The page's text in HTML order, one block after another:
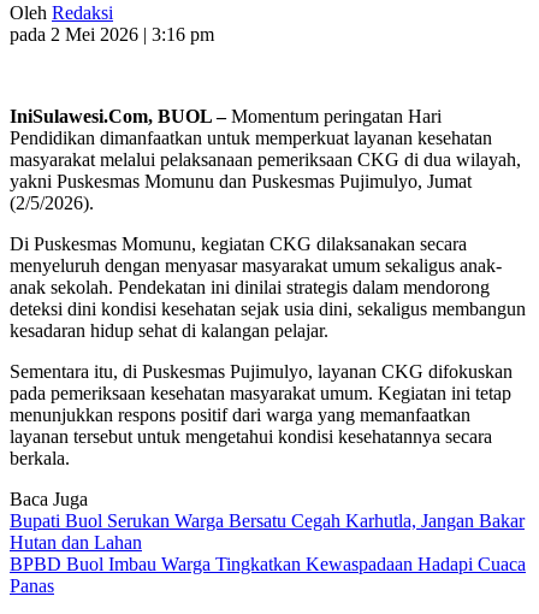
Oleh Redaksi
pada 2 Mei 2026 | 3:16 pm
IniSulawesi.Com, BUOL –Momentum peringatan Hari
Pendidikan dimanfaatkan untuk memperkuat layanan kesehatan
masyarakat melalui pelaksanaan pemeriksaan CKG di dua wilayah,
yakni Puskesmas Momunu dan Puskesmas Pujimulyo, Jumat
(2/5/2026).
Di Puskesmas Momunu, kegiatan CKG dilaksanakan secara
menyeluruh dengan menyasar masyarakat umum sekaligus anak-
anak sekolah. Pendekatan ini dinilai strategis dalam mendorong
deteksi dini kondisi kesehatan sejak usia dini, sekaligus membangun
kesadaran hidup sehat di kalangan pelajar.
Sementara itu, di Puskesmas Pujimulyo, layanan CKG difokuskan
pada pemeriksaan kesehatan masyarakat umum. Kegiatan ini tetap
menunjukkan respons positif dari warga yang memanfaatkan
layanan tersebut untuk mengetahui kondisi kesehatannya secara
berkala.
Baca Juga
Bupati Buol Serukan Warga Bersatu Cegah Karhutla, Jangan Bakar
Hutan dan Lahan
BPBD Buol Imbau Warga Tingkatkan Kewaspadaan Hadapi Cuaca
Panas